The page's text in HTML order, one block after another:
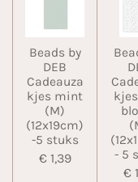
Beads by
DEB
Cadeauza
kjes mint
(M)
(12x19cm)
-5 stuks
€ 1,39
- 5
€